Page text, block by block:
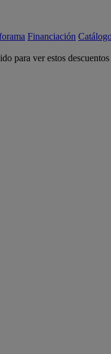
Financiación
para ver estos